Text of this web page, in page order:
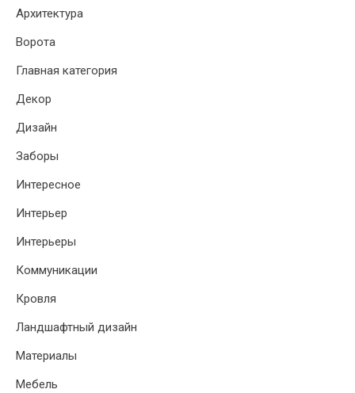
Архитектура
Ворота
Главная категория
Декор
Дизайн
Заборы
Интересное
Интерьер
Интерьеры
Коммуникации
Кровля
Ландшафтный дизайн
Материалы
Мебель